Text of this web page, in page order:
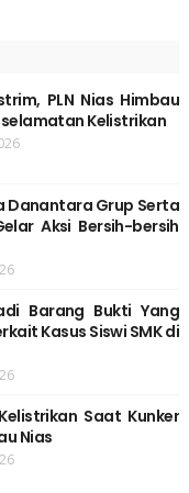
PLN Nias Himbau
Kelistrikan
Danantara Grup Serta
Aksi Bersih-bersih
Barang Bukti Yang
Kasus Siswi SMK di
Saat Kunker
Nias